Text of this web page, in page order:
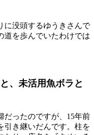
に没頭するゆうきさんで
道を歩んでいたわけでは
、未活用魚ボラと
だったのですが、15年前
引き継いだんです。柱を